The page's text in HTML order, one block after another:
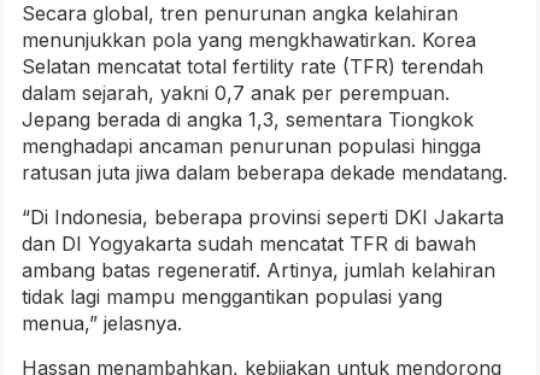
Secara global, tren penurunan angka kelahiran
menunjukkan pola yang mengkhawatirkan. Korea
Selatan mencatat total fertility rate (TFR) terendah
dalam sejarah, yakni 0,7 anak per perempuan.
Jepang berada di angka 1,3, sementara Tiongkok
menghadapi ancaman penurunan populasi hingga
ratusan juta jiwa dalam beberapa dekade mendatang.
“Di Indonesia, beberapa provinsi seperti DKI Jakarta
dan DI Yogyakarta sudah mencatat TFR di bawah
ambang batas regeneratif. Artinya, jumlah kelahiran
tidak lagi mampu menggantikan populasi yang
menua,” jelasnya.
Hassan menambahkan, kebijakan untuk mendorong